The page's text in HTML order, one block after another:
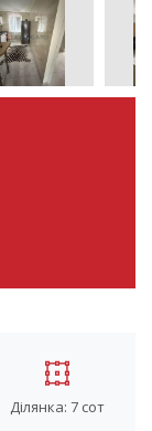
Ділянка: 7 сот